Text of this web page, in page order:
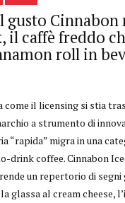
gusto Cinnabon
caffè freddo
roll in
come il licensing si stia
a strumento di
“rapida” migra in una
drink coffee. Cinnabon
un repertorio di segni
glassa al cream cheese,